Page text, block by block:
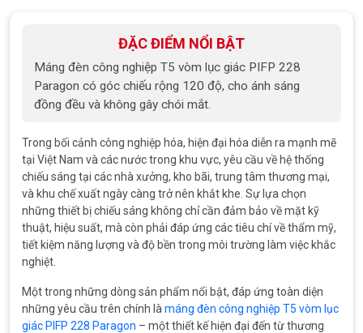
ĐẶC ĐIỂM NỔI BẬT
Máng đèn công nghiệp T5 vòm lục giác PIFP 228
Paragon có góc chiếu rộng 120 độ, cho ánh sáng
đồng đều và không gây chói mắt.
Trong bối cảnh công nghiệp hóa, hiện đại hóa diễn ra mạnh mẽ
tại Việt Nam và các nước trong khu vực, yêu cầu về hệ thống
chiếu sáng tại các nhà xưởng, kho bãi, trung tâm thương mại,
và khu chế xuất ngày càng trở nên khắt khe. Sự lựa chọn
những thiết bị chiếu sáng không chỉ cần đảm bảo về mặt kỹ
thuật, hiệu suất, mà còn phải đáp ứng các tiêu chí về thẩm mỹ,
tiết kiệm năng lượng và độ bền trong môi trường làm việc khắc
nghiệt.
Một trong những dòng sản phẩm nổi bật, đáp ứng toàn diện
những yêu cầu trên chính là máng đèn công nghiệp T5 vòm lục
giác PIFP 228 Paragon – một thiết kế hiện đại đến từ thương